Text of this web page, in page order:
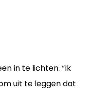
in te lichten. “Ik
uit te leggen dat